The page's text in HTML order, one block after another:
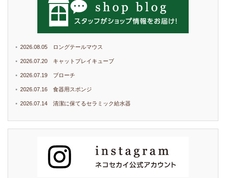
2026.08.05 ロングテールマウス
2026.07.20 キャットプレイキューブ
2026.07.19 ブローチ
2026.07.16 食器用スポンジ
2026.07.14 清潔に保てるセラミック給水器